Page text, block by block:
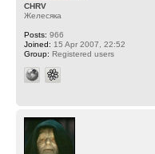
CHRV
Желесяка
Posts: 966
Joined: 15 Apr 2007, 22:52
Group: Registered users